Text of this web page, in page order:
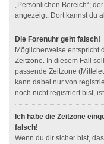
„Persönlichen Bereich“;
angezeigt. Dort kannst du
Die Forenuhr geht falsch!
Möglicherweise entspricht
Zeitzone. In diesem Fall
passende Zeitzone
kann dabei nur von
noch nicht registriert bist,
Ich habe die Zeitzone
falsch!
Wenn du dir sicher bist,